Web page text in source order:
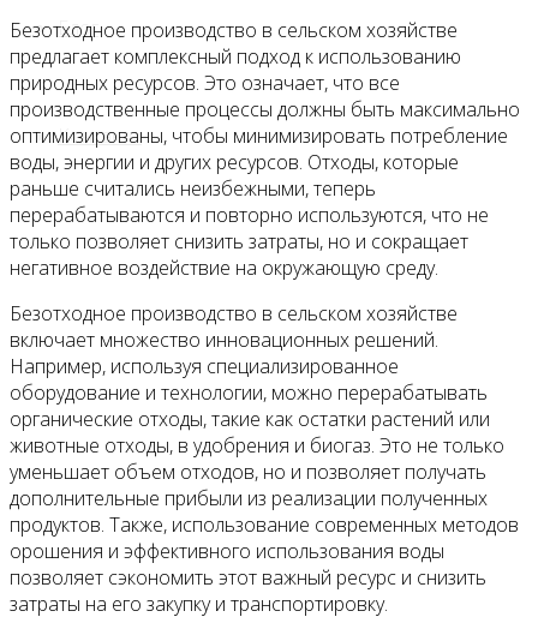
Блог
Контакты
Безотходное производство в сельском хозяйстве
предлагает комплексный подход к использованию
природных ресурсов. Это означает, что все
производственные процессы должны быть максимально
оптимизированы, чтобы минимизировать потребление
воды, энергии и других ресурсов. Отходы, которые
раньше считались неизбежными, теперь
перерабатываются и повторно используются, что не
только позволяет снизить затраты, но и сокращает
негативное воздействие на окружающую среду.
Безотходное производство в сельском хозяйстве
включает множество инновационных решений.
Например, используя специализированное
оборудование и технологии, можно перерабатывать
органические отходы, такие как остатки растений или
животные отходы, в удобрения и биогаз. Это не только
уменьшает объем отходов, но и позволяет получать
дополнительные прибыли из реализации полученных
продуктов. Также, использование современных методов
орошения и эффективного использования воды
позволяет сэкономить этот важный ресурс и снизить
затраты на его закупку и транспортировку.